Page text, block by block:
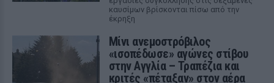
καυσίμων βρίσκονται πίσω από την
έκρηξη
Μίνι ανεμοστρόβιλος
«ισοπέδωσε» αγώνες στίβου
στην Αγγλία – Τραπέζια και
κριτές «πέταξαν» στον αέρα